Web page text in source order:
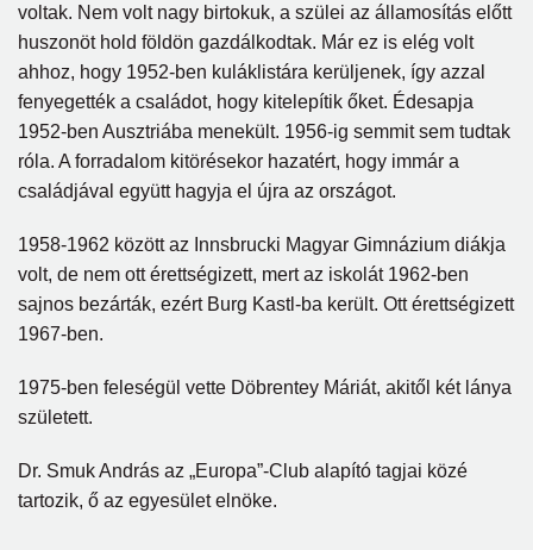
voltak. Nem volt nagy birtokuk, a szülei az államosítás előtt
huszonöt hold földön gazdálkodtak. Már ez is elég volt
ahhoz, hogy 1952-ben kuláklistára kerüljenek, így azzal
fenyegették a családot, hogy kitelepítik őket. Édesapja
1952-ben Ausztriába menekült. 1956-ig semmit sem tudtak
róla. A forradalom kitörésekor hazatért, hogy immár a
családjával együtt hagyja el újra az országot.
1958-1962 között az Innsbrucki Magyar Gimnázium diákja
volt, de nem ott érettségizett, mert az iskolát 1962-ben
sajnos bezárták, ezért Burg Kastl-ba került. Ott érettségizett
1967-ben.
1975-ben feleségül vette Döbrentey Máriát, akitől két lánya
született.
Dr. Smuk András az „Europa”-Club alapító tagjai közé
tartozik, ő az egyesület elnöke.